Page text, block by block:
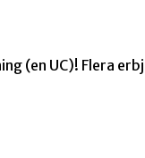
(en UC)! Flera